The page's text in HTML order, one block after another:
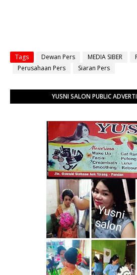
Tags Dewan Pers MEDIA SIBER
Perusahaan Pers
Siaran Pers
YUSNI SALON PUBLIC